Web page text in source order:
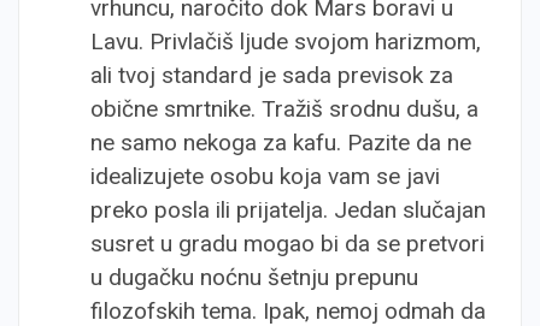
vrhuncu, naročito dok Mars boravi u
Lavu. Privlačiš ljude svojom harizmom,
ali tvoj standard je sada previsok za
obične smrtnike. Tražiš srodnu dušu, a
ne samo nekoga za kafu. Pazite da ne
idealizujete osobu koja vam se javi
preko posla ili prijatelja. Jedan slučajan
susret u gradu mogao bi da se pretvori
u dugačku noćnu šetnju prepunu
filozofskih tema. Ipak, nemoj odmah da